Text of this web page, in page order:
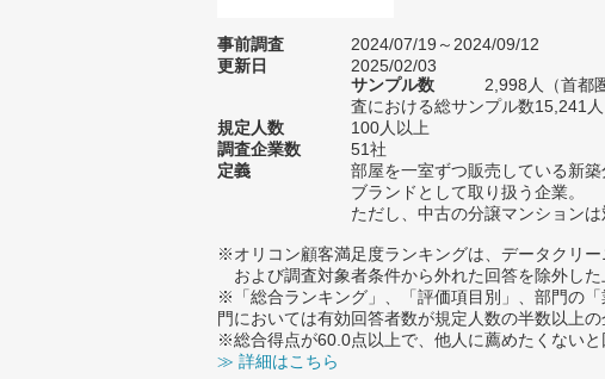
事前調査
2024/07/19～2024/09/12
更新日
2025/02/03
サンプル数
2,998人（首都
査における総サンプル数15,241人
規定人数
100人以上
調査企業数
51社
定義
部屋を一室ずつ販売している新
ブランドとして取り扱う企業。
ただし、中古の分譲マンションは
※オリコン顧客満足度ランキングは、データクリ
および調査対象者条件から外れた回答を除外した
※「総合ランキング」、「評価項目別」、部門の
門においては有効回答者数が規定人数の半数以上
※総合得点が60.0点以上で、他人に薦めたくない
≫ 詳細はこちら